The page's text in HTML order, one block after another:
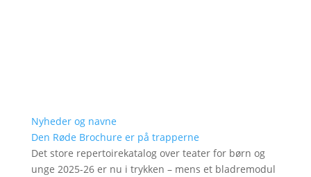
Nyheder og navne
Den Røde Brochure er på trapperne
Det store repertoirekatalog over teater for børn og
unge 2025-26 er nu i trykken – mens et bladremodul